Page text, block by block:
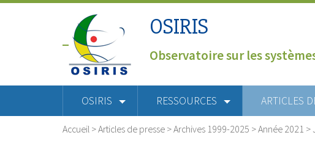
OSIRIS
Observatoire sur les
OSIRIS RESSOURCES ARTICLES
Accueil >Articles de presse >Archives 1999-2025 >Année 2021 >